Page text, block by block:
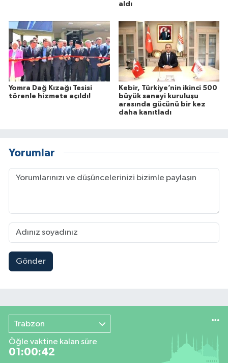
aldı
Yomra Dağ Kızağı Tesisi
törenle hizmete açıldı!
Kebir, Türkiye’nin ikinci 500
büyük sanayi kuruluşu
arasında gücünü bir kez
daha kanıtladı
Yorumlar
Gönder
Trabzon
Öğle vaktine kalan süre
01:00:41